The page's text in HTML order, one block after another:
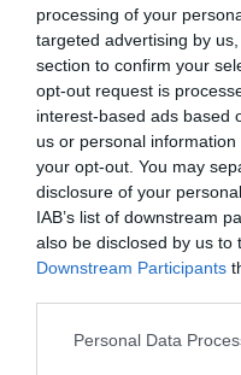
processing of your
targeted advertising by
section to confirm your
opt-out request is
interest-based ads based
us or personal
your opt-out. You may
disclosure of your
IAB’s list of downstream
also be disclosed by us to
Downstream Participants
Personal Data
A
Park
A noite culminou,
aguardada do dia.
Palco Mundo às
esgotado, com a
Parque Tejo.
A procura foi tão
espalhados pelos